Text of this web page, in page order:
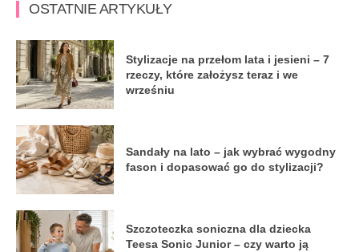
OSTATNIE ARTYKUŁY
Stylizacje na przełom lata i jesieni – 7
rzeczy, które założysz teraz i we
wrześniu
Sandały na lato – jak wybrać wygodny
fason i dopasować go do stylizacji?
Szczoteczka soniczna dla dziecka
Teesa Sonic Junior – czy warto ją